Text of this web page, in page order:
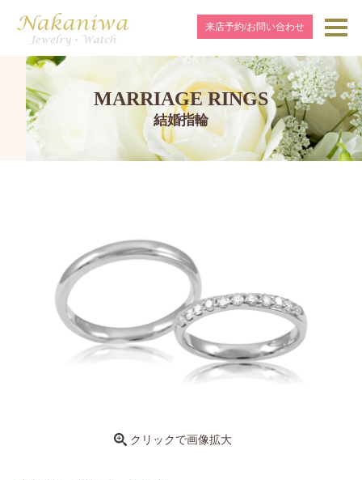
来店予約/お問い合わせ
MARRIAGE RINGS
結婚指輪
クリックで画像拡大